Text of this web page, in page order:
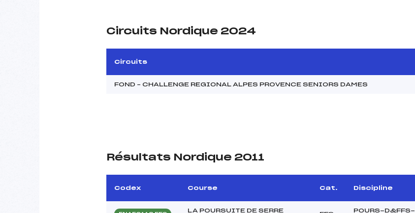
Circuits Nordique 2024
Circuits
FOND – CHALLENGE REGIONAL ALPES PROVENCE SENIORS DAMES
Résultats Nordique 2011
Codex Course Cat. Discipline
LA POURSUITE DE SERRE
POURS-D&FFS-